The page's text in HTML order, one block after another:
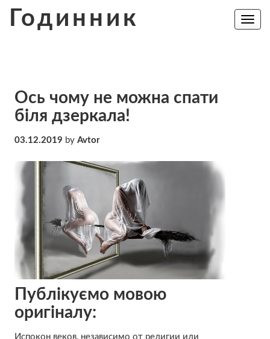
Годинник
Toggle
Ось чому не можна спати
біля дзеркала!
03.12.2019 by Avtor
Публікуємо мовою
оригіналу:
Испокон веков, независимо от религии или